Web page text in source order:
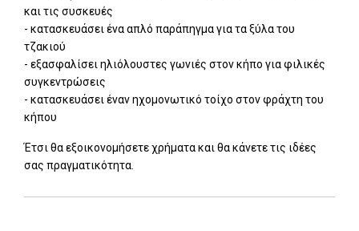
και τις συσκευές
- κατασκευάσει ένα απλό παράπηγμα για τα ξύλα του
τζακιού
- εξασφαλίσει ηλιόλουστες γωνιές στον κήπο για φιλικές
συγκεντρώσεις
- κατασκευάσει έναν ηχομονωτικό τοίχο στον φράχτη του
κήπου
Έτσι θα εξοικονομήσετε χρήματα και θα κάνετε τις ιδέες
σας πραγματικότητα.